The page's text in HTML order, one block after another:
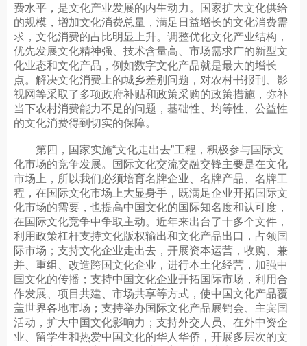
费水平，是文化产业发展的内生动力。国家扩大文化供给
的规模，增加文化消费总量，满足日益增长的文化消费需
求，文化消费的占比明显上升。调整优化文化产业结构，
优先发展文化精神强、技术含量高、市场需求广的新型文
化业态和文化产品，例如数字文化产品就是最大的增长
点。解决文化消费上的城乡差别问题，对农村书报刊、影
视网等采取了多项政府补贴和政策采购的政策措施，弥补
当下农村消费能力不足的问题，基础性、均等性、公益性
的文化消费得到切实的保障。
第四，国家实施“文化走出去”工程，积极参与国际文
化市场的竞争发展。国际文化交流交融交锋主要是在文化
市场上，所以我们必须培育名牌企业、名牌产品、名牌工
程，在国际文化市场上大显身手，既满足企业开拓国际文
化市场的需要，也提高中国文化的国际知名度和认可度，
在国际文化竞争中争取主动。近年来出台了十多个文件，
利用政策杠杆支持文化版权输出和文化产品出口，占领国
际市场；支持文化企业走出去，开展资本运营，收购、兼
并、重组、改造跨国文化企业，进行本土化经营，加强中
国文化的传播；支持中国文化企业开拓国际市场，利用合
作发展、项目共建、市场共享等方式，使中国文化产品覆
盖世界各地市场；支持举办国际文化产品展销会、主宾国
活动，扩大中国文化影响力；支持外交人员、在外中资企
业、留学生和热爱中国文化的华人华侨，开展多层次的文